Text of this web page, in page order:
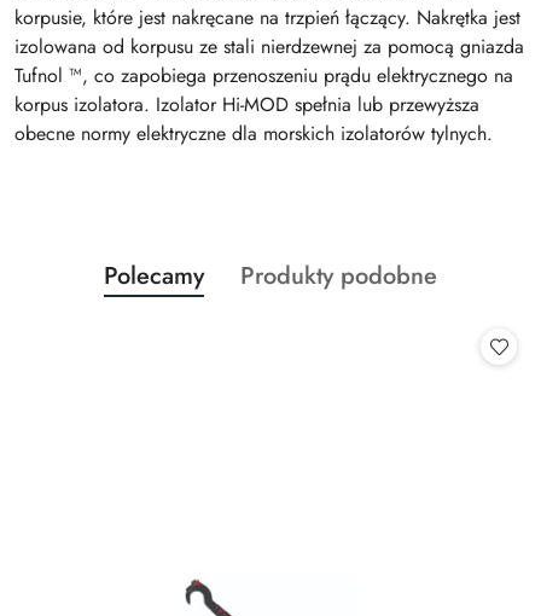
korpusie, które jest nakręcane na trzpień łączący. Nakrętka jest
izolowana od korpusu ze stali nierdzewnej za pomocą gniazda
Tufnol ™, co zapobiega przenoszeniu prądu elektrycznego na
korpus izolatora. Izolator Hi-MOD spełnia lub przewyższa
obecne normy elektryczne dla morskich izolatorów tylnych.
Pomiń karuzelę produktów
Produkty
o
Polecamy
Produkty
Produkty podobne